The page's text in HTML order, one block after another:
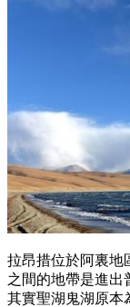
拉昂措位於阿裏地
之間的地帶是進出
其實聖湖鬼湖原本